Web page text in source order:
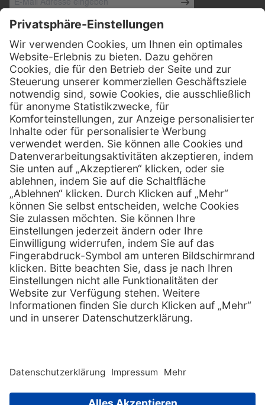
Kontakt
Henry Schein Medical Austria GmbH
Schönbrunner Straße 297
A-1120 Wien
01 / 718 19 61 99
Telefax:01 / 718 19 61 23
E-Mail: info @ henryscheinmed.at
Services
Vorteile
Eigenmarke
Leasing
Technischer Service
Kataloge / Downloads
Hilfe
FAQs
Kontakt
Außendienst
Lob & Kritik
Retoure anmelden
Zertifikat Rechtliches
Impressum
Supplier code of